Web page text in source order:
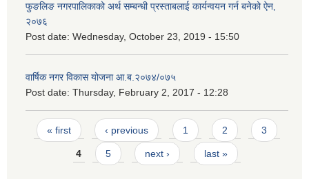
फुङलिङ नगरपालिकाको अर्थ सम्बन्धी प्रस्ताबलाई कार्यन्वयन गर्न बनेको ऐन‚
२०७६
Post date: Wednesday, October 23, 2019 - 15:50
वार्षिक नगर विकास योजना आ.ब.२०७४/०७५
Post date: Thursday, February 2, 2017 - 12:28
Pages
« first ‹ previous 1 2 3
4 5 next › last »